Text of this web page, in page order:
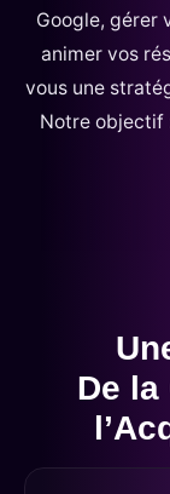
Google, gérer
animer vos
vous une
Notre objectif
De la